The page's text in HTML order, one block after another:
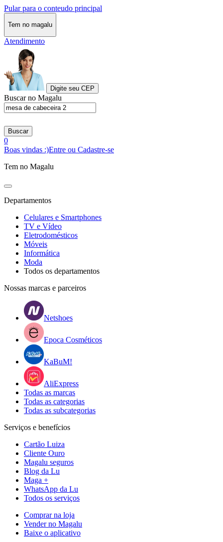
Pular para o conteudo principal
Tem no magalu
Atendimento
Digite seu CEP
Buscar no Magalu
Buscar
0
Boas vindas :)Entre ou Cadastre-se
Tem no Magalu
Departamentos
Celulares e Smartphones
TV e Vídeo
Eletrodomésticos
Móveis
Informática
Moda
Todos os departamentos
Nossas marcas e parceiros
Netshoes
Epoca Cosméticos
KaBuM!
AliExpress
Todas as marcas
Todas as categorias
Todas as subcategorias
Serviços e benefícios
Cartão Luiza
Cliente Ouro
Magalu seguros
Blog da Lu
Maga +
WhatsApp da Lu
Todos os serviços
Comprar na loja
Vender no Magalu
Baixe o aplicativo